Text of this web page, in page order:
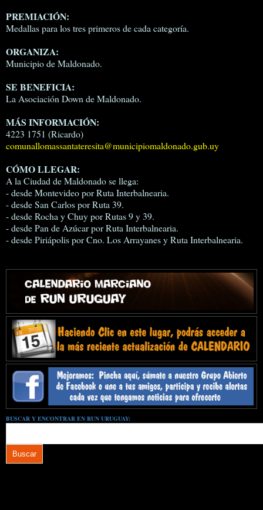
PREMIACIÓN:
Medallas para los tres primeros de cada categoría.
ORGANIZA:
Municipio de Maldonado.
SE BENEFICIA:
La Asociación Down de Maldonado.
MÁS INFORMACIÓN:
4223 1751 (Ricardo)
comunallomassantateresita@municipiomaldonado.gub.uy
CÓMO LLEGAR:
A la Ciudad de Maldonado se llega:
- desde Montevideo por Ruta Interbalnearia.
- desde San Carlos por Ruta 39.
- desde Rocha y Chuy por Rutas 9 y 39.
- desde Pan de Azúcar por Ruta Interbalnearia.
- desde Piriápolis por Cno. Los Arrayanes y Ruta Interbalnearia.
BUSCAR Y ENCONTRAR EN RUN URUGUAY: